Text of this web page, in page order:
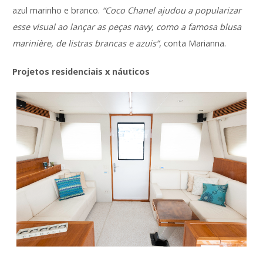
azul marinho e branco. “Coco Chanel ajudou a popularizar
esse visual ao lançar as peças navy, como a famosa blusa
marinière, de listras brancas e azuis”, conta Marianna.
Projetos residenciais x náuticos